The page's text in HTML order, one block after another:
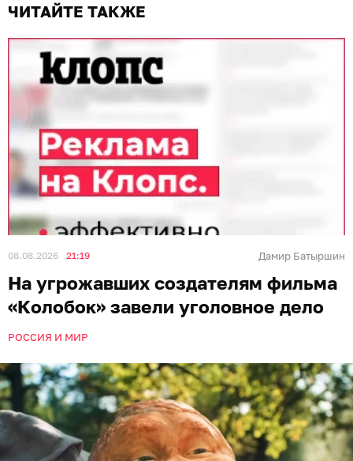
ЧИТАЙТЕ ТАКЖЕ
08.08.2026 21:19 Дамир Батыршин
На угрожавших создателям фильма
«Колобок» завели уголовное дело
РОССИЯ И МИР